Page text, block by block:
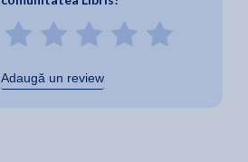
Adaugă un review